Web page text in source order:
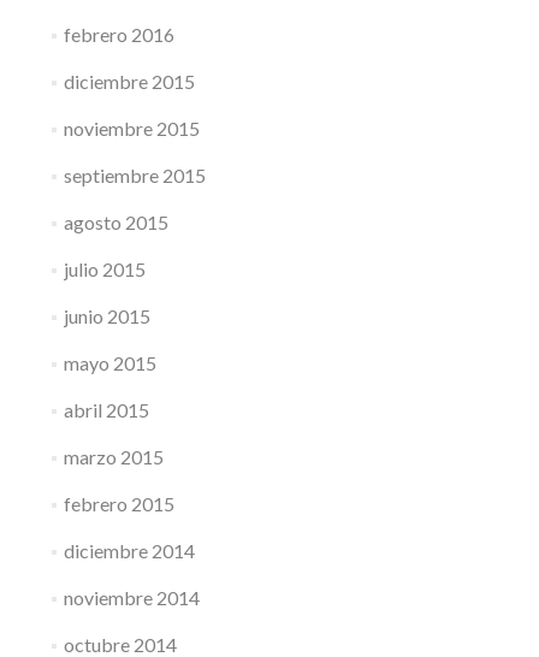
febrero 2016
diciembre 2015
noviembre 2015
septiembre 2015
agosto 2015
julio 2015
junio 2015
mayo 2015
abril 2015
marzo 2015
febrero 2015
diciembre 2014
noviembre 2014
octubre 2014